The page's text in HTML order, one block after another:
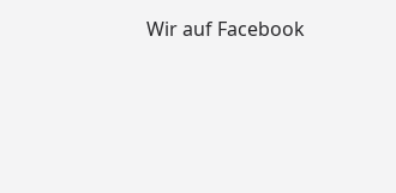
Wir auf Facebook